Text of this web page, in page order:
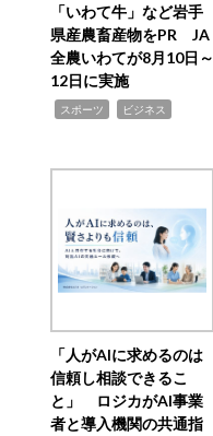
「いわて牛」など岩手
県産農畜産物をPR JA
全農いわてが8月10日～
12日に実施
スポーツ ビジネス
「人がAIに求めるのは
信頼し相談できるこ
と」 ロジカがAI事業
者と導入機関の共通指